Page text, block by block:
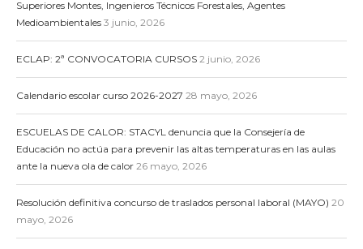
Superiores Montes, Ingenieros Técnicos Forestales, Agentes
Medioambientales 3 junio, 2026
ECLAP: 2ª CONVOCATORIA CURSOS 2 junio, 2026
Calendario escolar curso 2026-2027 28 mayo, 2026
ESCUELAS DE CALOR: STACYL denuncia que la Consejería de
Educación no actúa para prevenir las altas temperaturas en las aulas
ante la nueva ola de calor 26 mayo, 2026
Resolución definitiva concurso de traslados personal laboral (MAYO) 20
mayo, 2026